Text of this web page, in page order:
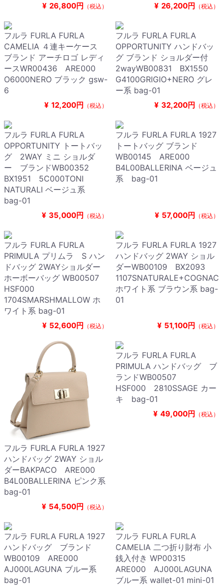
¥ 26,800円 （税込） ¥ 26,200円 （税込）
フルラ FURLA FURLA
CAMELIA ４連キーケース
ブランド アーチロゴ レディ
ースWR00436 ARE000
O6000NERO ブラック gsw-
6
¥ 12,200円 （税込）
フルラ FURLA FURLA
OPPORTUNITY ハンドバッ
グ ブランド ショルダー付
2wayWB00831 BX1550
G4100GRIGIO+NERO グレ
ー系 bag-01
¥ 32,200円 （税込）
フルラ FURLA FURLA
OPPORTUNITY トートバッ
グ 2WAY ミニ ショルダ
ー ブランドWB00352
BX1951 5C000TONI
NATURALI ベージュ系
bag-01
¥ 35,000円 （税込）
フルラ FURLA FURLA 1927
トートバッグ ブランド
WB00145 ARE000
B4L00BALLERINA ベージュ
系 bag-01
¥ 57,000円 （税込）
フルラ FURLA FURLA
PRIMULA プリムラ S ハン
ドバッグ 2WAYショルダー
ホーボーバッグ WB00507
HSF000
1704SMARSHMALLOW ホ
ワイト系 bag-01
¥ 52,600円 （税込）
フルラ FURLA FURLA 1927
ハンドバッグ 2WAY ショル
ダーWB00109 BX2093
1107SNATURALE+COGNAC
ホワイト系 ブラウン系 bag-
01
¥ 51,100円 （税込）
フルラ FURLA FURLA 1927
ハンドバッグ 2WAY ショル
ダーBAKPACO ARE000
B4L00BALLERINA ピンク系
bag-01
¥ 54,500円 （税込）
フルラ FURLA FURLA
PRIMULA ハンドバッグ ブ
ランドWB00507
HSF000 2810SSAGE カー
キ bag-01
¥ 49,000円 （税込）
フルラ FURLA FURLA 1927
ハンドバッグ ブランド
WB00109 ARE000
AJ000LAGUNA ブルー系
bag-01
フルラ FURLA FURLA
CAMELIA 二つ折り財布 小
銭入付き WP00315
ARE000 AJ000LAGUNA
ブルー系 wallet-01 mini-01